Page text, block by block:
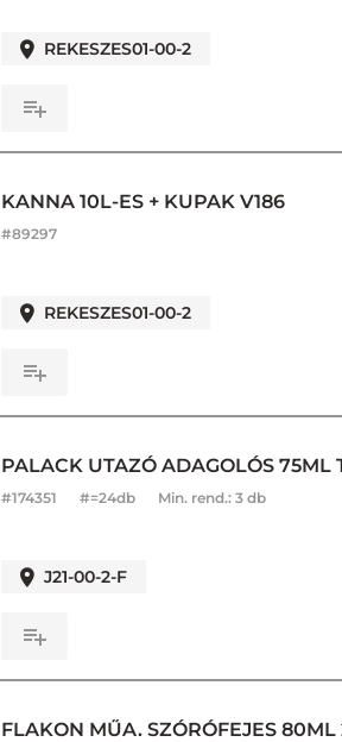
REKESZES01-00-2
KANNA 10L-ES + KUPAK V186
#89297
REKESZES01-00-2
PALACK UTAZÓ ADAGOLÓS 75ML
#174351 #=24db Min. rend.: 3 db
J21-00-2-F
FLAKON MŰA. SZÓRÓFEJES 80ML